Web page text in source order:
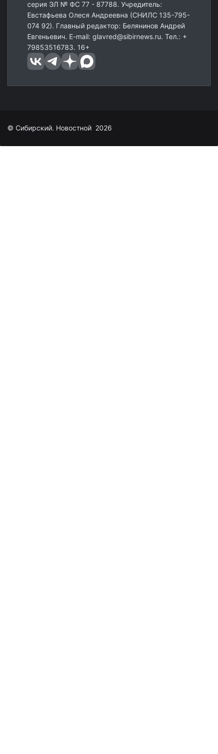
серия ЭЛ № ФС 77 - 87788. Учредитель:
Евстафьева Олеся Андреевна (СНИЛС 135-795-
074 92). Главный редактор: Белянинов Андрей
Евгеньевич. E-mail: glavred@sibirnews.ru. Тел.: +
79853516783. 16+
© Сибирский. Новостной 2026